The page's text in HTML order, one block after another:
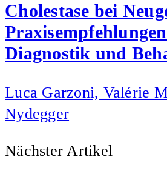
Cholestase bei
Diagnostik und
Luca Garzoni, Valérie
Nydegger
Nächster Artikel